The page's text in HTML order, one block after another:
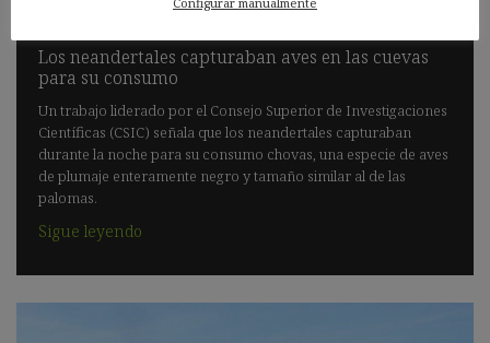
Los neandertales capturaban aves en las cuevas
para su consumo
Un trabajo liderado por el Consejo Superior de Investigaciones
Científicas (CSIC) señala que los neandertales capturaban
durante la noche para su consumo chovas, una especie de aves
de plumaje enteramente negro y tamaño similar al de las
palomas.
Sigue leyendo